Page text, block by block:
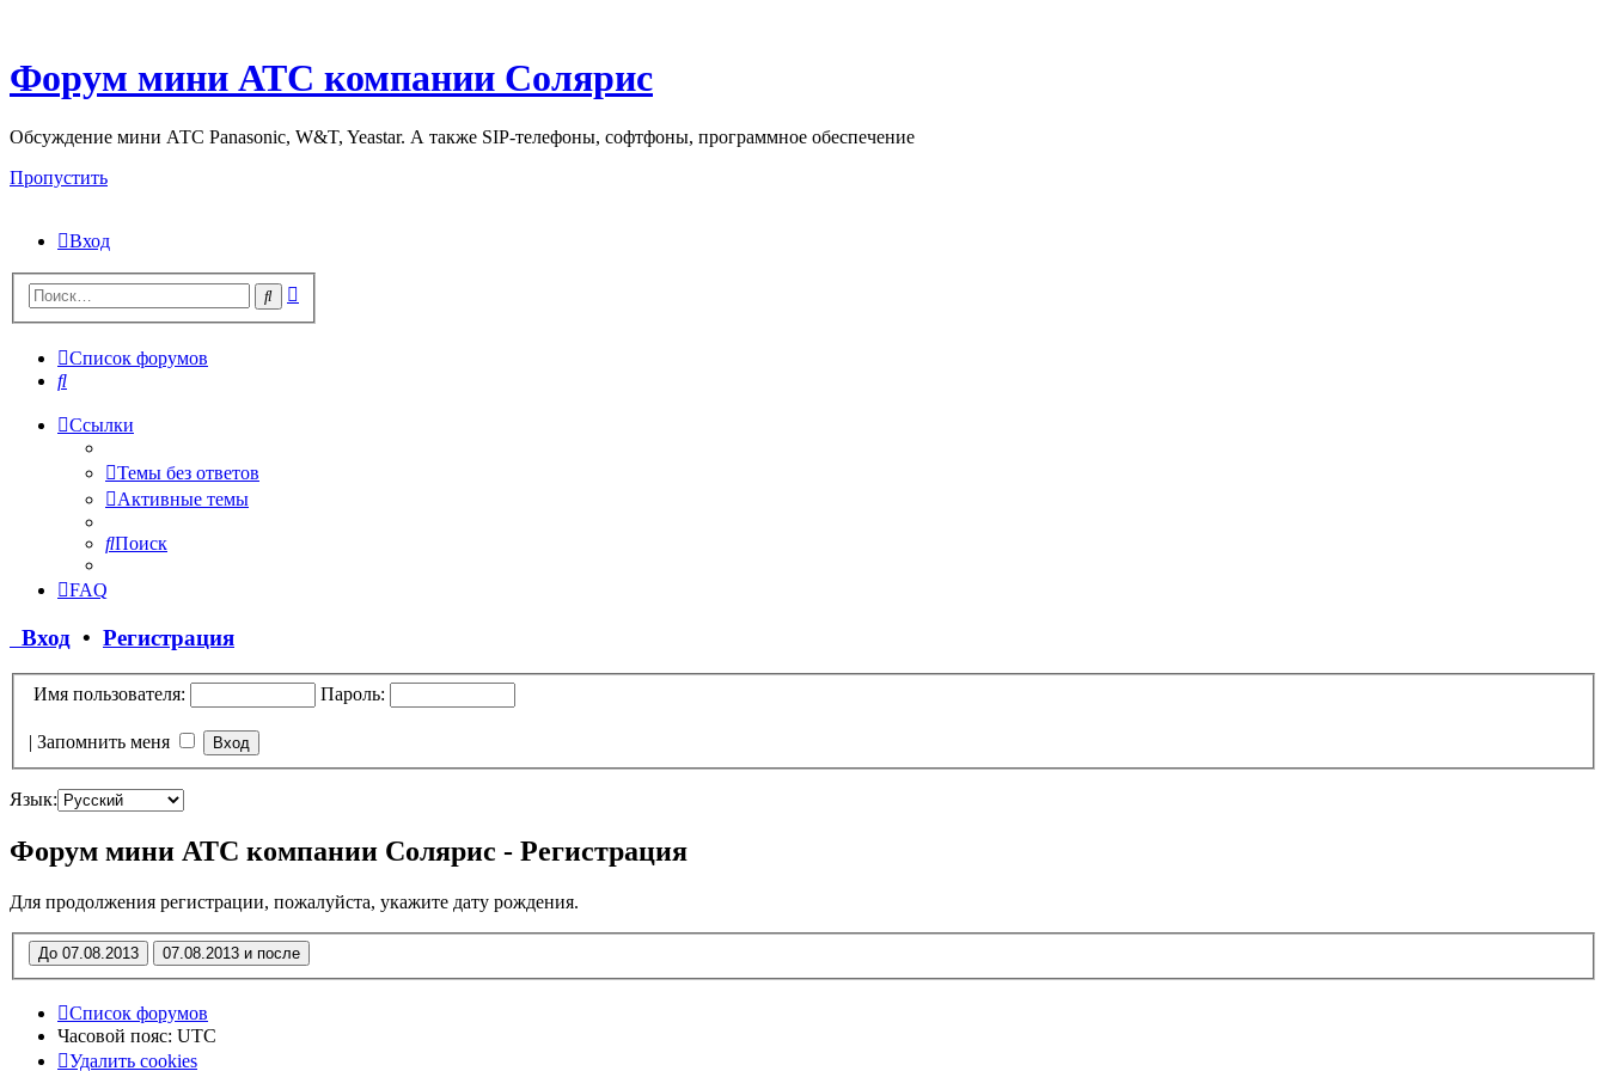
Форум мини АТС компании Солярис
Обсуждение мини АТС Panasonic, W&T, Yeastar. А также SIP-телефоны, софтфоны, программное обеспечение
Пропустить
Вход
Поиск
Список форумов
Поиск
Ссылки
Темы без ответов
Активные темы
Поиск
FAQ
Вход • Регистрация
Имя пользователя: Пароль:
| Запомнить меня
Язык:
Форум мини АТС компании Солярис - Регистрация
Для продолжения регистрации, пожалуйста, укажите дату рождения.
Список форумов
Часовой пояс: UTC
Удалить cookies